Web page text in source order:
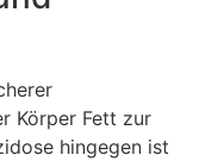
Körper Fett zur
hingegen ist